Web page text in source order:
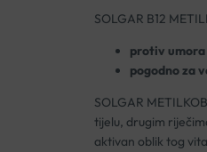
SOLGAR B12
protiv
pogodno za
SOLGAR
tijelu, drugim
aktivan oblik tog